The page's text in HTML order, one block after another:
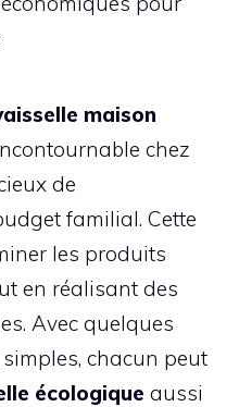
maison
chez
de
familial. Cette
les produits
en réalisant des
Avec quelques
chacun peut
écologique aussi